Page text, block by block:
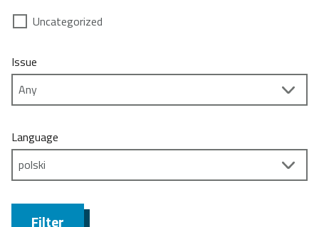
Uncategorized
Issue
Language
Filter